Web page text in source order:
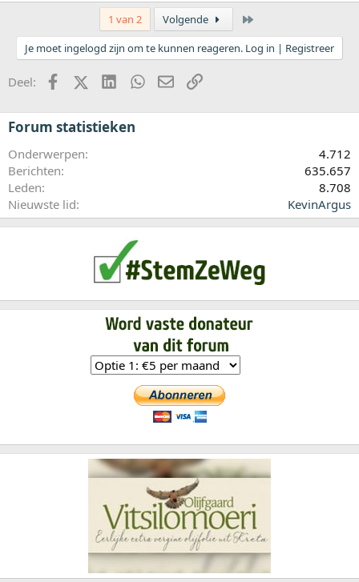
1 van 2 Volgende
Je moet ingelogd zijn om te kunnen reageren. Log in | Registreer
Deel: FacebookX (Twitter)LinkedInWhatsApp
E-mailkoppeling
Forum statistieken
Onderwerpen
4.712
Berichten
635.657
Leden
8.708
Nieuwste lid
KevinArgus